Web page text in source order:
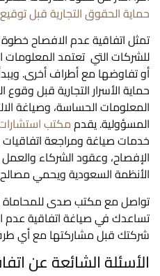
حماية الحقوق التجارية قبل
تمثل اتفاقية عدم الافصاح خطوة
للشركات التي تعتمد
أو تفاوضها مع أطراف أخرى.
حماية الأسرار التجارية قبل
المعلومات الحساسة، وصياغة
المسؤولية. يقدممكتب
خدمات صياغة ومراجعة اتفاقيات
الإفصاح، وعقود الشركاء
الأنظمة السعودية ويحمي
تواصل مع مكتب صدى للمحاماة
تساعدك في صياغة اتفاقية عدم
شركتك قبل مشاركتها مع أي
الأسئلة الشائعة عن